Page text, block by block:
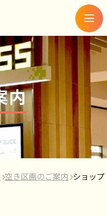
メ
ニ
ュ
ー
内
空き区画のご案内 ショップ